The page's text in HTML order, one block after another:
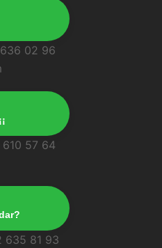
442 636 02 96
811 610 57 64
442 635 81 93